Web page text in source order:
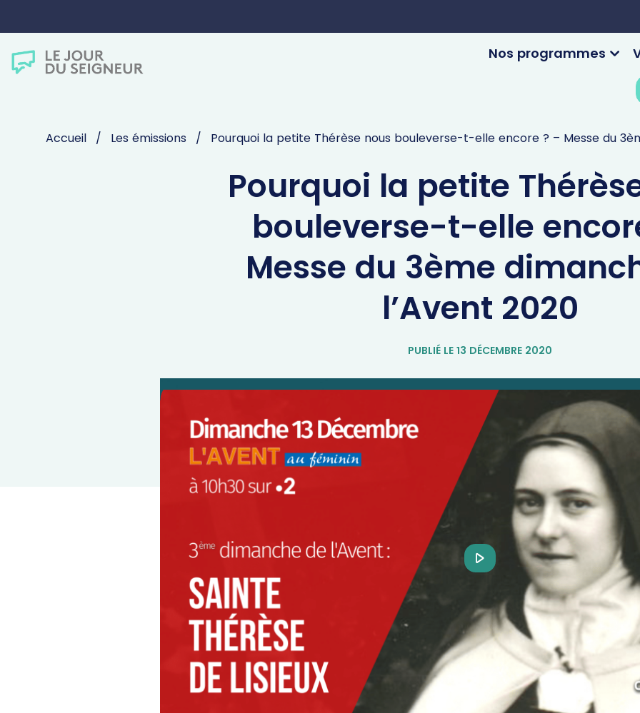
Nos programmes
Accueil Les émissions Pourquoi la petite Thérèse nous bouleverse-t-elle encore ? – Messe du
Pourquoi la petite
bouleverse-t-elle
Messe du 3ème
l’Avent 2020
PUBLIÉ LE 13 DÉCEMBRE 2020
Play
Video